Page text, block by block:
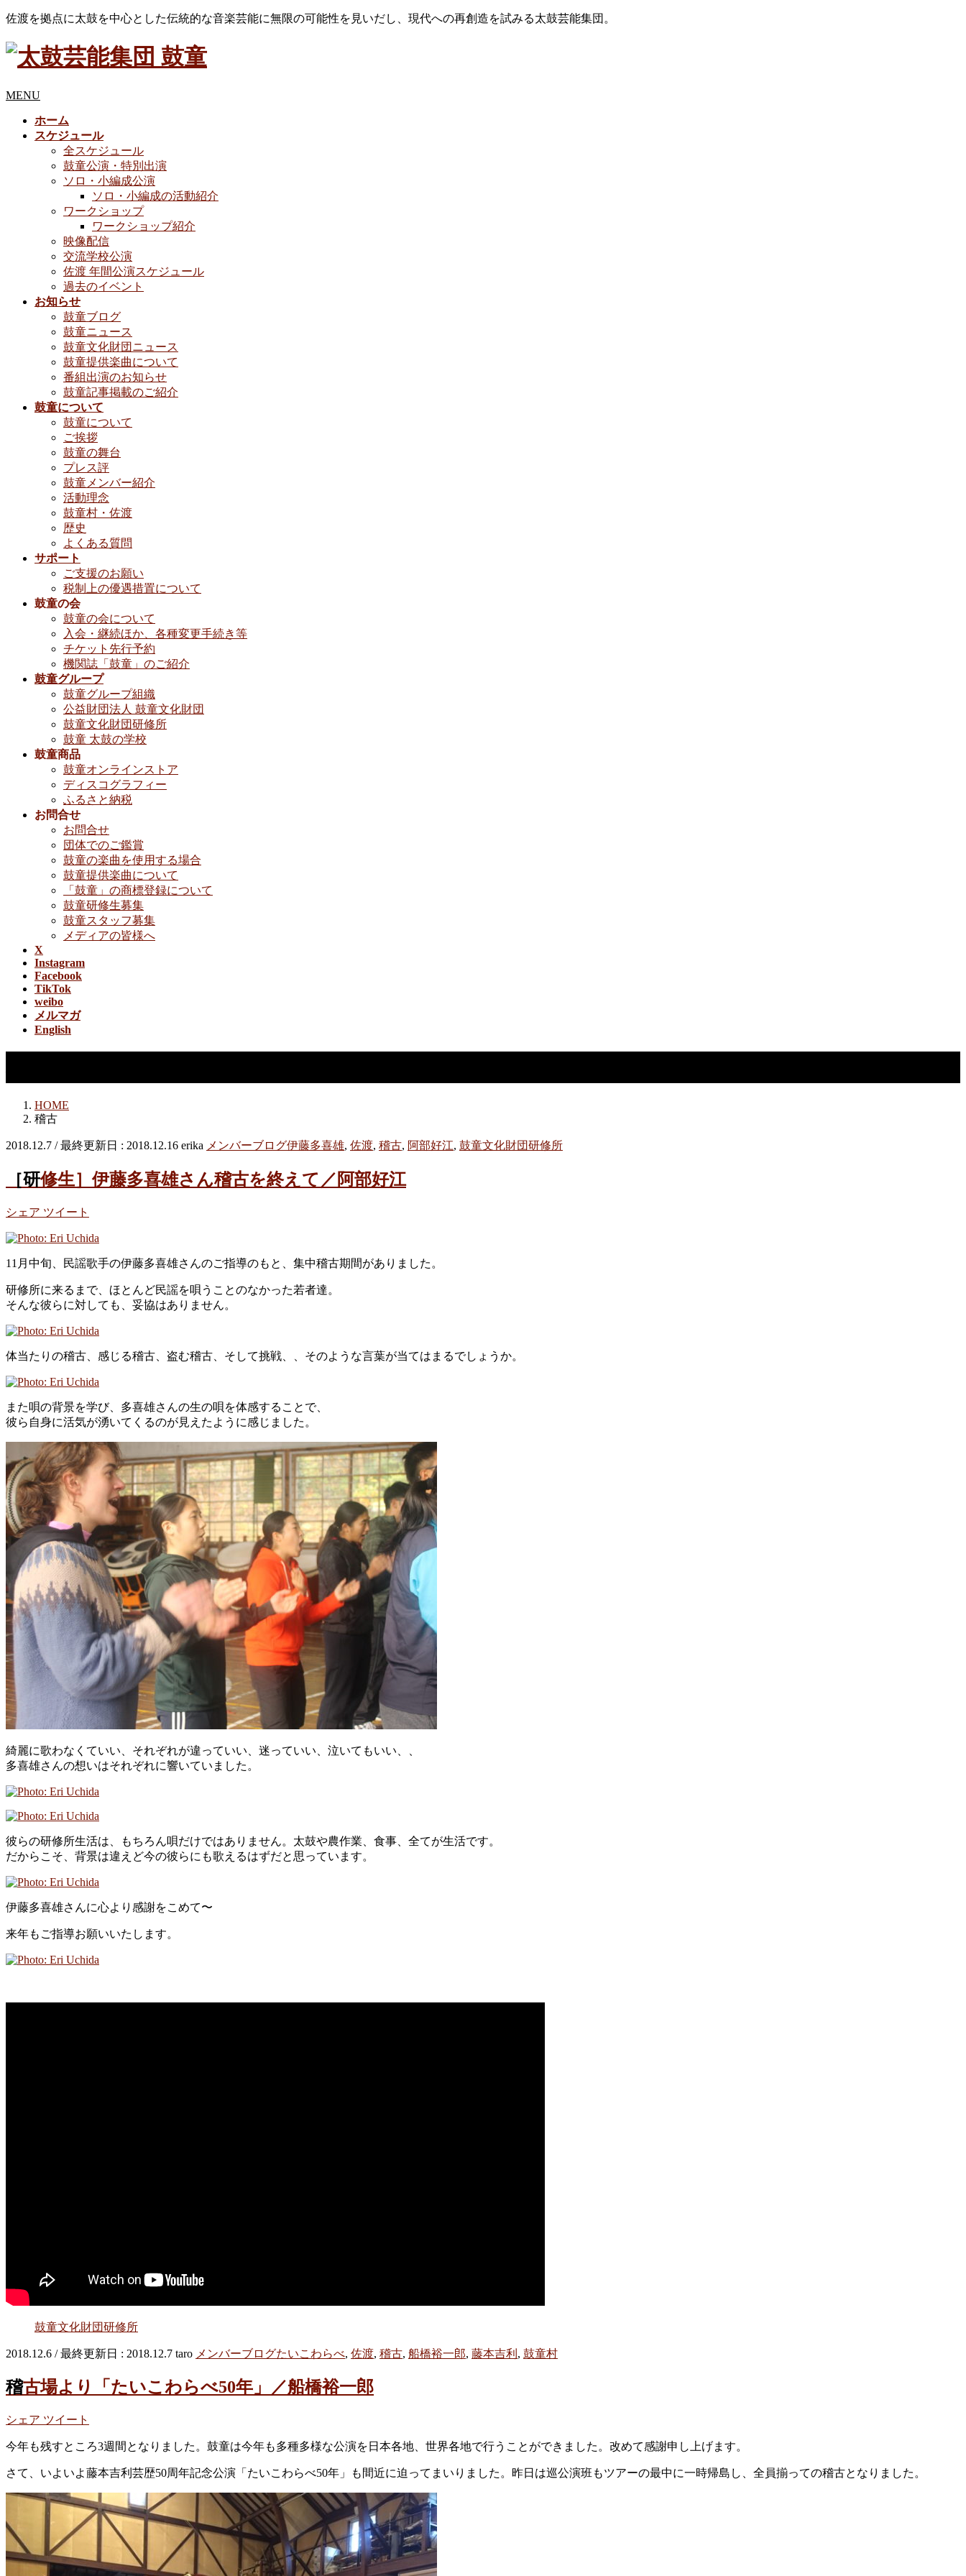
佐渡を拠点に太鼓を中心とした伝統的な音楽芸能に無限の可能性を見いだし、現代への再創造を試みる太鼓芸能集団。
MENU
ホーム
スケジュール
全スケジュール
鼓童公演・特別出演
ソロ・小編成公演
ソロ・小編成の活動紹介
ワークショップ
ワークショップ紹介
映像配信
交流学校公演
佐渡 年間公演スケジュール
過去のイベント
お知らせ
鼓童ブログ
鼓童ニュース
鼓童文化財団ニュース
鼓童提供楽曲について
番組出演のお知らせ
鼓童記事掲載のご紹介
鼓童について
鼓童について
ご挨拶
鼓童の舞台
プレス評
鼓童メンバー紹介
活動理念
鼓童村・佐渡
歴史
よくある質問
サポート
ご支援のお願い
税制上の優遇措置について
鼓童の会
鼓童の会について
入会・継続ほか、各種変更手続き等
チケット先行予約
機関誌「鼓童」のご紹介
鼓童グループ
鼓童グループ組織
公益財団法人 鼓童文化財団
鼓童文化財団研修所
鼓童 太鼓の学校
鼓童商品
鼓童オンラインストア
ディスコグラフィー
ふるさと納税
お問合せ
お問合せ
団体でのご鑑賞
鼓童の楽曲を使用する場合
鼓童提供楽曲について
「鼓童」の商標登録について
鼓童研修生募集
鼓童スタッフ募集
メディアの皆様へ
X
Instagram
Facebook
TikTok
weibo
メルマガ
English
HOME
稽古
2018.12.7 / 最終更新日 : 2018.12.16 erika メンバーブログ伊藤多喜雄, 佐渡, 稽古, 阿部好江, 鼓童文化財団研修所
［研修生］伊藤多喜雄さん稽古を終えて／阿部好江
シェア ツイート
11月中旬、民謡歌手の伊藤多喜雄さんのご指導のもと、集中稽古期間がありました。
研修所に来るまで、ほとんど民謡を唄うことのなかった若者達。
そんな彼らに対しても、妥協はありません。
体当たりの稽古、感じる稽古、盗む稽古、そして挑戦、、そのような言葉が当てはまるでしょうか。
また唄の背景を学び、多喜雄さんの生の唄を体感することで、
彼ら自身に活気が湧いてくるのが見えたように感じました。
綺麗に歌わなくていい、それぞれが違っていい、迷っていい、泣いてもいい、、
多喜雄さんの想いはそれぞれに響いていました。
彼らの研修所生活は、もちろん唄だけではありません。太鼓や農作業、食事、全てが生活です。
だからこそ、背景は違えど今の彼らにも歌えるはずだと思っています。
伊藤多喜雄さんに心より感謝をこめて〜
来年もご指導お願いいたします。
鼓童文化財団研修所
2018.12.6 / 最終更新日 : 2018.12.7 taro メンバーブログたいこわらべ, 佐渡, 稽古, 船橋裕一郎, 藤本吉利 , 鼓童村
稽古場より「たいこわらべ50年」／船橋裕一郎
シェア ツイート
今年も残すところ3週間となりました。鼓童は今年も多種多様な公演を日本各地、世界各地で行うことができました。改めて感謝申し上げます。
さて、いよいよ藤本吉利芸歴50周年記念公演「たいこわらべ50年」も間近に迫ってまいりました。昨日は巡公演班もツアーの最中に一時帰島し、全員揃っての稽古となりました。